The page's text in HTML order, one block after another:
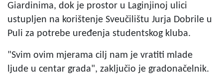
Giardinima, dok je prostor u Laginjinoj ulici
ustupljen na korištenje Sveučilištu Jurja Dobrile u
Puli za potrebe uređenja studentskog kluba.
"Svim ovim mjerama cilj nam je vratiti mlade
ljude u centar grada", zaključio je gradonačelnik.